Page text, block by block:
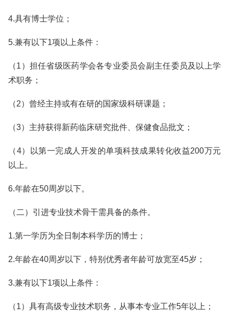
4.具有博士学位；
5.兼有以下1项以上条件：
（1）担任省级医药学会各专业委员会副主任委员及以上学
术职务；
（2）曾经主持或有在研的国家级科研课题；
（3）主持获得新药临床研究批件、保健食品批文；
（4）以第一完成人开发的单项科技成果转化收益200万元
以上。
6.年龄在50周岁以下。
（二）引进专业技术骨干需具备的条件。
1.第一学历为全日制本科学历的博士；
2.年龄在40周岁以下，特别优秀者年龄可放宽至45岁；
3.兼有以下1项以上条件：
（1）具有高级专业技术职务，从事本专业工作5年以上；